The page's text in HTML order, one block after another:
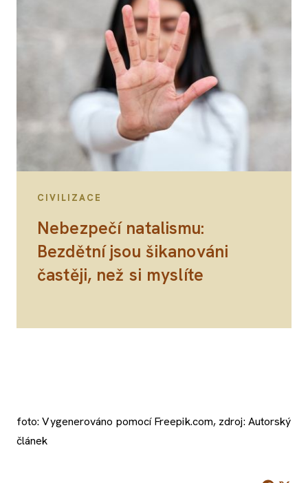
CIVILIZACE
Nebezpečí natalismu:
Bezdětní jsou šikanováni
častěji, než si myslíte
foto: Vygenerováno pomocí Freepik.com, zdroj: Autorský
článek